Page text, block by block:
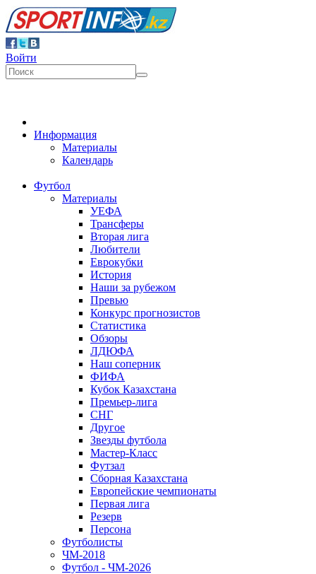
Войти
Информация
Материалы
Календарь
Футбол
Материалы
УЕФА
Трансферы
Вторая лига
Любители
Еврокубки
История
Наши за рубежом
Превью
Конкурс прогнозистов
Статистика
Обзоры
ЛДЮФА
Наш соперник
ФИФА
Кубок Казахстана
Премьер-лига
СНГ
Другое
Звезды футбола
Мастер-Класс
Футзал
Сборная Казахстана
Европейские чемпионаты
Первая лига
Резерв
Персона
Футболисты
ЧМ-2018
Футбол - ЧМ-2026